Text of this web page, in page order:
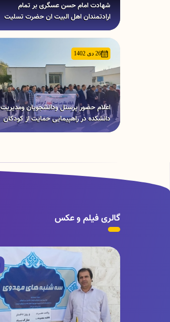
شهادت امام حسن عسگری بر تمام
ارادتمندان اهل البیت ان حضرت تسلیت
باد.
26 دی 1402
اعلام حضور پرسنل ودانشجویان ومدیریت
دانشکده در راهپیمایی حمایت از کودکان
غزه 27 ابان سال 1402
گالری فیلم و عکس